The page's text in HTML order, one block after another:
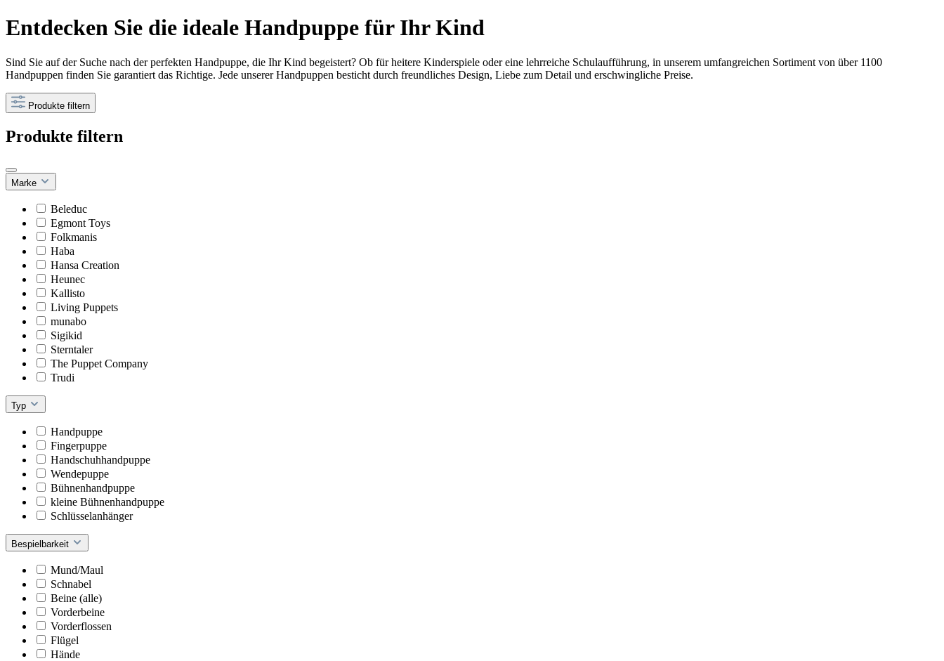
Entdecken Sie die ideale Handpuppe für Ihr Kind
Sind Sie auf der Suche nach der perfekten Handpuppe, die Ihr Kind begeistert? Ob für heitere Kinderspiele oder eine lehrreiche Schulaufführung, in unserem umfangreichen Sortiment von über 1100
Handpuppen finden Sie garantiert das Richtige. Jede unserer Handpuppen besticht durch freundliches Design, Liebe zum Detail und erschwingliche Preise.
Produkte filtern
Produkte filtern
Marke
Beleduc
Egmont Toys
Folkmanis
Haba
Hansa Creation
Heunec
Kallisto
Living Puppets
munabo
Sigikid
Sterntaler
The Puppet Company
Trudi
Typ
Handpuppe
Fingerpuppe
Handschuhhandpuppe
Wendepuppe
Bühnenhandpuppe
kleine Bühnenhandpuppe
Schlüsselanhänger
Bespielbarkeit
Mund/Maul
Schnabel
Beine (alle)
Vorderbeine
Vorderflossen
Flügel
Hände